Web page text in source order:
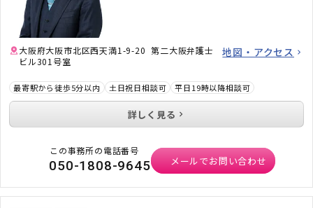
大阪府大阪市北区西天満1-9-20 第二大阪弁護士
ビル301号室
地図・アクセス
最寄駅から徒歩5分以内 土日祝日相談可 平日19時以降相談可
詳しく見る
この事務所の電話番号
050-1808-9645 メールでお問い合わせ